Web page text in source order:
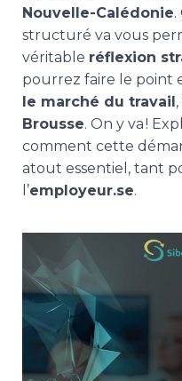
Nouvelle-Calédonie.
structuré va vous
véritable réflexion
pourrez faire le point
le marché du travail
Brousse. On y va !
comment cette
atout essentiel, tant
l’employeur.se.